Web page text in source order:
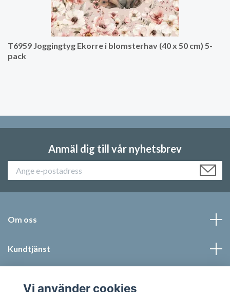
T6959 Joggingtyg Ekorre i blomsterhav (40 x 50 cm) 5-
pack
Anmäl dig till vår nyhetsbrev
Om oss
Kundtjänst
Vi använder cookies